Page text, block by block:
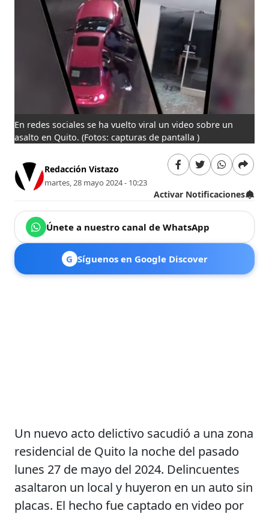
En redes sociales se ha vuelto viral un video sobre un
asalto en Quito. (Fotos: capturas de pantalla )
Redacción Vistazo
martes, 28 mayo 2024 - 10:23
Activar Notificaciones
Únete a nuestro canal de WhatsApp
G Síguenos en Google Discover
Un nuevo acto delictivo sacudió a una zona
residencial de Quito la noche del pasado
lunes 27 de mayo del 2024. Delincuentes
asaltaron un local y huyeron en un auto sin
placas. El hecho fue captado en video por